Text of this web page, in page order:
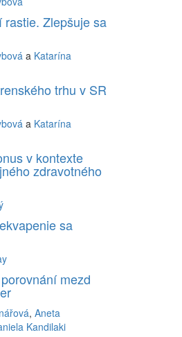
rastie. Zlepšuje sa
a Katarína
trhu v SR
a Katarína
v kontexte
zdravotného
sa
mezd
,Aneta
Kandilaki